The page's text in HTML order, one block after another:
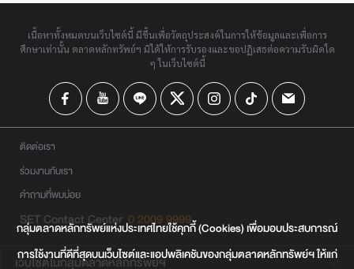
เนื้อหาทั้งหมดบนเว็บไซต์นี้ มีขึ้นเพื่อวัตถุประสงค์ในการให้ข้อมูลและเพื่อการ
ศึกษาเท่านั้น ตลาดหลักทรัพย์ฯ มิได้ให้การรับรองและขอปฏิเสธต่อความรับผิดใด
ๆ ในเว็บไซต์นี้
ติดต่อเรา
ร่วมงานกับเรา
คำถามที่พบบ่อย
SET Contact Center 0 2009 9999
เว็บไซต์ในกลุ่มตลาดหลักทรัพย์ฯ
กลุ่มตลาดหลักทรัพย์แห่งประเทศไทยใช้คุกกี้ (Cookies) เพื่อมอบประสบการณ์
การใช้งานที่ดีที่สุดบนเว็บไซต์และแอปพลิเคชันของกลุ่มตลาดหลักทรัพย์ฯ ให้แก่